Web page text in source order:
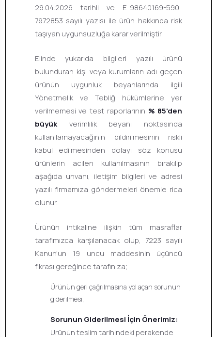
29.04.2026 tarihli ve E-98640169-590-
7972853 sayılı yazısı ile ürün hakkında risk
taşıyan uygunsuzluğa karar verilmiştir.
Elinde yukarıda bilgileri yazılı ürünü
bulunduran kişi veya kurumların adı geçen
ürünün uygunluk beyanlarında ilgili
Yönetmelik ve Tebliğ hükümlerine yer
verilmemesi ve test raporlarının % 85'den
büyükverimlilik beyanı noktasında
kullanılamayacağının bildirilmesinin riskli
kabul edilmesinden dolayı söz konusu
ürünlerin acilen kullanılmasının bırakılıp
aşağıda unvanı, iletişim bilgileri ve adresi
yazılı firmamıza göndermeleri önemle rica
olunur.
Ürünün intikaline ilişkin tüm masraflar
tarafımızca karşılanacak olup, 7223 sayılı
Kanun'un 19 uncu maddesinin üçüncü
fıkrası gereğince tarafınıza;
Ürünün geri çağrılmasına yol açan sorunun
giderilmesi,
Sorunun Giderilmesi İçin Önerimiz:
Ürünün teslim tarihindeki perakende